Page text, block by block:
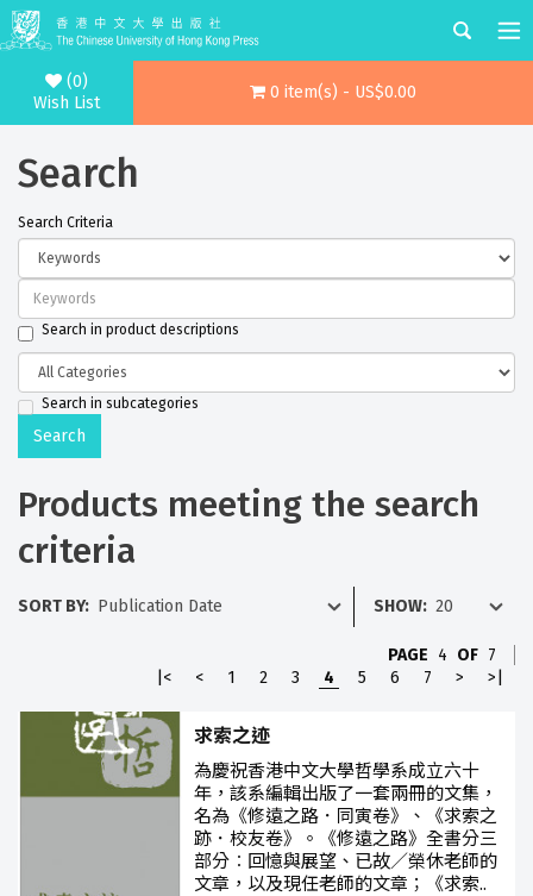
(0)
Wish List
0 item(s) - US$0.00
Search
Search Criteria
Search in product descriptions
Search in subcategories
Products meeting the search
criteria
SORT BY: SHOW:
PAGE 4 OF 7
|<
< 1 2 3 4 5 6 7 > >|
求索之迹
為慶祝香港中文大學哲學系成立六十
年，該系編輯出版了一套兩冊的文集，
名為《修遠之路．同寅卷》、《求索之
跡．校友卷》。《修遠之路》全書分三
部分︰回憶與展望、已故／榮休老師的
文章，以及現任老師的文章；《求索..